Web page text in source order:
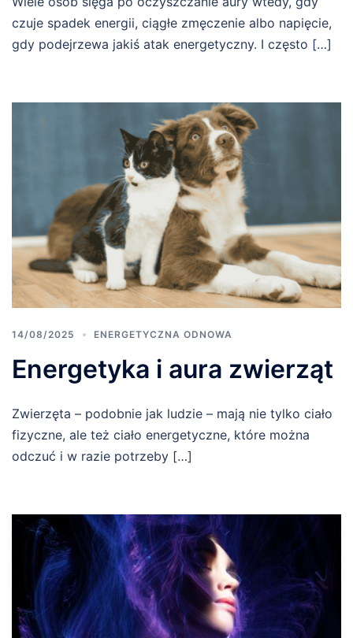
czuje spadek energii, ciągłe zmęczenie albo napięcie,
gdy podejrzewa jakiś atak energetyczny. I często […]
14/08/2025 ENERGETYCZNA ODNOWA
Energetyka i aura zwierząt
Zwierzęta – podobnie jak ludzie – mają nie tylko ciało
fizyczne, ale też ciało energetyczne, które można
odczuć i w razie potrzeby […]